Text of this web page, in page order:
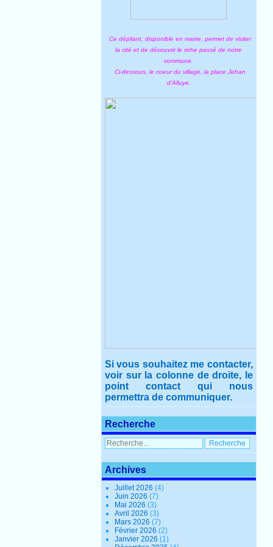
Ce dépliant, disponible en mairie, permet de visiter
la cité et de découvrir le riche passé de notre
commune.
Ci-dessous, le coeur du village, la place Jehan
d'Alluye.
Si vous souhaitez me contacter,
voir sur la colonne de droite, le
point contact qui nous
permettra de communiquer.
Recherche
Archives
Juillet 2026(4)
Juin 2026(7)
Mai 2026(3)
Avril 2026(3)
Mars 2026(7)
Février 2026(2)
Janvier 2026(1)